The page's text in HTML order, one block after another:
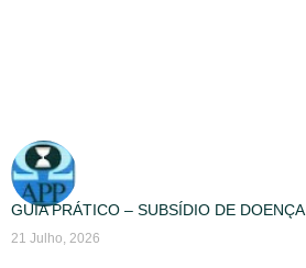
GUIA PRÁTICO – SUBSÍDIO DE DOENÇA
21 Julho, 2026